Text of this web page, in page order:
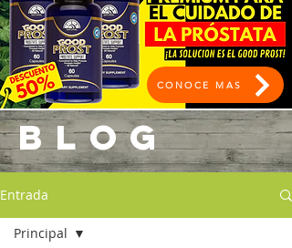
CONOCE MAS
BLOG
Entrada
Principal